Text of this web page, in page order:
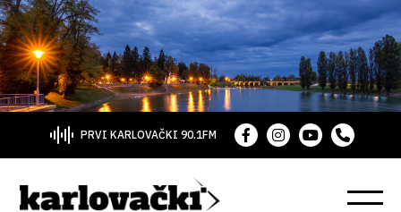
PRVI KARLOVAČKI 90.1FM